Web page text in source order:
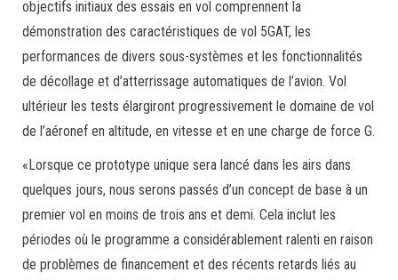
objectifs initiaux des essais en vol comprennent la
démonstration des caractéristiques de vol 5GAT, les
performances de divers sous-systèmes et les fonctionnalités
de décollage et d’atterrissage automatiques de l’avion. Vol
ultérieur les tests élargiront progressivement le domaine de vol
de l’aéronef en altitude, en vitesse et en une charge de force G.
«Lorsque ce prototype unique sera lancé dans les airs dans
quelques jours, nous serons passés d’un concept de base à un
premier vol en moins de trois ans et demi. Cela inclut les
périodes où le programme a considérablement ralenti en raison
de problèmes de financement et des récents retards liés au